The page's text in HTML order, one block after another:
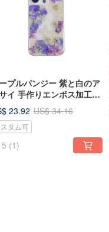
プルパンジー 紫と白のア
イ 手作りエンボス加工携
話ケース iPhone 16
S25 に最適
23.92 US$ 34.16
タム可
5 (1)